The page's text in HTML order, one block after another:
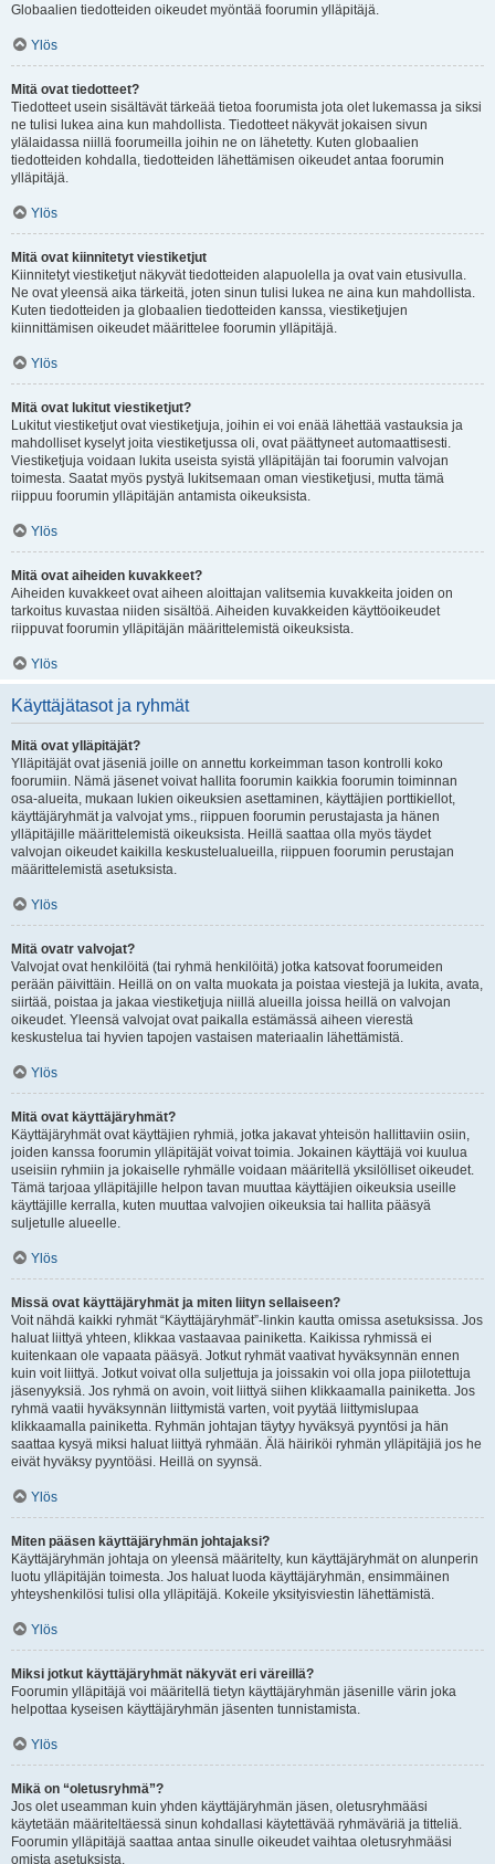
Globaalien tiedotteiden oikeudet myöntää foorumin ylläpitäjä.
Ylös
Mitä ovat tiedotteet?
Tiedotteet usein sisältävät tärkeää tietoa foorumista jota olet lukemassa ja siksi
ne tulisi lukea aina kun mahdollista. Tiedotteet näkyvät jokaisen sivun
ylälaidassa niillä foorumeilla joihin ne on lähetetty. Kuten globaalien
tiedotteiden kohdalla, tiedotteiden lähettämisen oikeudet antaa foorumin
ylläpitäjä.
Ylös
Mitä ovat kiinnitetyt viestiketjut
Kiinnitetyt viestiketjut näkyvät tiedotteiden alapuolella ja ovat vain etusivulla.
Ne ovat yleensä aika tärkeitä, joten sinun tulisi lukea ne aina kun mahdollista.
Kuten tiedotteiden ja globaalien tiedotteiden kanssa, viestiketjujen
kiinnittämisen oikeudet määrittelee foorumin ylläpitäjä.
Ylös
Mitä ovat lukitut viestiketjut?
Lukitut viestiketjut ovat viestiketjuja, joihin ei voi enää lähettää vastauksia ja
mahdolliset kyselyt joita viestiketjussa oli, ovat päättyneet automaattisesti.
Viestiketjuja voidaan lukita useista syistä ylläpitäjän tai foorumin valvojan
toimesta. Saatat myös pystyä lukitsemaan oman viestiketjusi, mutta tämä
riippuu foorumin ylläpitäjän antamista oikeuksista.
Ylös
Mitä ovat aiheiden kuvakkeet?
Aiheiden kuvakkeet ovat aiheen aloittajan valitsemia kuvakkeita joiden on
tarkoitus kuvastaa niiden sisältöä. Aiheiden kuvakkeiden käyttöoikeudet
riippuvat foorumin ylläpitäjän määrittelemistä oikeuksista.
Ylös
Käyttäjätasot ja ryhmät
Mitä ovat ylläpitäjät?
Ylläpitäjät ovat jäseniä joille on annettu korkeimman tason kontrolli koko
foorumiin. Nämä jäsenet voivat hallita foorumin kaikkia foorumin toiminnan
osa-alueita, mukaan lukien oikeuksien asettaminen, käyttäjien porttikiellot,
käyttäjäryhmät ja valvojat yms., riippuen foorumin perustajasta ja hänen
ylläpitäjille määrittelemistä oikeuksista. Heillä saattaa olla myös täydet
valvojan oikeudet kaikilla keskustelualueilla, riippuen foorumin perustajan
määrittelemistä asetuksista.
Ylös
Mitä ovatr valvojat?
Valvojat ovat henkilöitä (tai ryhmä henkilöitä) jotka katsovat foorumeiden
perään päivittäin. Heillä on on valta muokata ja poistaa viestejä ja lukita, avata,
siirtää, poistaa ja jakaa viestiketjuja niillä alueilla joissa heillä on valvojan
oikeudet. Yleensä valvojat ovat paikalla estämässä aiheen vierestä
keskustelua tai hyvien tapojen vastaisen materiaalin lähettämistä.
Ylös
Mitä ovat käyttäjäryhmät?
Käyttäjäryhmät ovat käyttäjien ryhmiä, jotka jakavat yhteisön hallittaviin osiin,
joiden kanssa foorumin ylläpitäjät voivat toimia. Jokainen käyttäjä voi kuulua
useisiin ryhmiin ja jokaiselle ryhmälle voidaan määritellä yksilölliset oikeudet.
Tämä tarjoaa ylläpitäjille helpon tavan muuttaa käyttäjien oikeuksia useille
käyttäjille kerralla, kuten muuttaa valvojien oikeuksia tai hallita pääsyä
suljetulle alueelle.
Ylös
Missä ovat käyttäjäryhmät ja miten liityn sellaiseen?
Voit nähdä kaikki ryhmät “Käyttäjäryhmät”-linkin kautta omissa asetuksissa. Jos
haluat liittyä yhteen, klikkaa vastaavaa painiketta. Kaikissa ryhmissä ei
kuitenkaan ole vapaata pääsyä. Jotkut ryhmät vaativat hyväksynnän ennen
kuin voit liittyä. Jotkut voivat olla suljettuja ja joissakin voi olla jopa piilotettuja
jäsenyyksiä. Jos ryhmä on avoin, voit liittyä siihen klikkaamalla painiketta. Jos
ryhmä vaatii hyväksynnän liittymistä varten, voit pyytää liittymislupaa
klikkaamalla painiketta. Ryhmän johtajan täytyy hyväksyä pyyntösi ja hän
saattaa kysyä miksi haluat liittyä ryhmään. Älä häiriköi ryhmän ylläpitäjiä jos he
eivät hyväksy pyyntöäsi. Heillä on syynsä.
Ylös
Miten pääsen käyttäjäryhmän johtajaksi?
Käyttäjäryhmän johtaja on yleensä määritelty, kun käyttäjäryhmät on alunperin
luotu ylläpitäjän toimesta. Jos haluat luoda käyttäjäryhmän, ensimmäinen
yhteyshenkilösi tulisi olla ylläpitäjä. Kokeile yksityisviestin lähettämistä.
Ylös
Miksi jotkut käyttäjäryhmät näkyvät eri väreillä?
Foorumin ylläpitäjä voi määritellä tietyn käyttäjäryhmän jäsenille värin joka
helpottaa kyseisen käyttäjäryhmän jäsenten tunnistamista.
Ylös
Mikä on “oletusryhmä”?
Jos olet useamman kuin yhden käyttäjäryhmän jäsen, oletusryhmääsi
käytetään määriteltäessä sinun kohdallasi käytettävää ryhmäväriä ja titteliä.
Foorumin ylläpitäjä saattaa antaa sinulle oikeudet vaihtaa oletusryhmääsi
omista asetuksista.